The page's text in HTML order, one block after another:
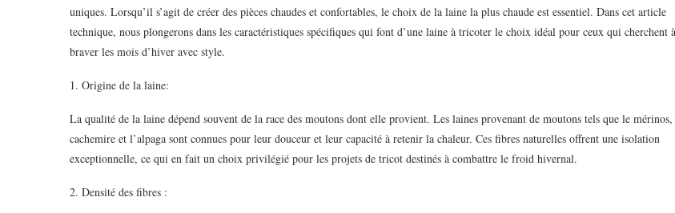
uniques. Lorsqu’il s’agit de créer des pièces chaudes et confortables, le choix de la laine la plus chaude est essentiel. Dans cet article
technique, nous plongerons dans les caractéristiques spécifiques qui font d’une laine à tricoter le choix idéal pour ceux qui cherchent à
braver les mois d’hiver avec style.
1. Origine de la laine:
La qualité de la laine dépend souvent de la race des moutons dont elle provient. Les laines provenant de moutons tels que le
cachemire et l’alpaga sont connues pour leur douceur et leur capacité à retenir la chaleur. Ces fibres naturelles offrent une isolation
exceptionnelle, ce qui en fait un choix privilégié pour les projets de tricot destinés à combattre le froid hivernal.
2. Densité des fibres :